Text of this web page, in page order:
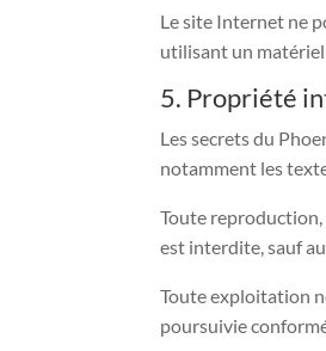
Le site Internet ne
utilisant un
5. Propriété
Les secrets du
notamment les
Toute
est interdite, sauf
Toute exploitation
poursuivie